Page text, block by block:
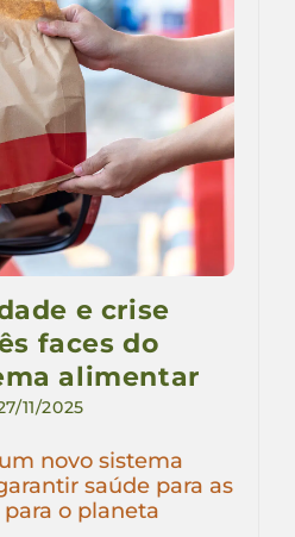
e crise
faces do
alimentar
11/2025
novo sistema
saúde para as
o planeta